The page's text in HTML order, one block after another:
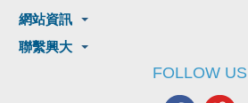
網站資訊
聯繫興大
FOLLOW US